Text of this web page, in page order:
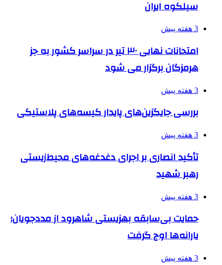
سیلکوه ایران
3 هفته پیش
امتحانات نهایی ۳۰ تیر در سراسر کشور به جز
هرمزگان برگزار می شود
3 هفته پیش
بررسی جایگزین‌های پایدار کیسه‌های پلاستیکی
3 هفته پیش
تأکید انصاری بر اجرای دغدغه‌های محیط‌زیستی
رهبر شهید
3 هفته پیش
حمایت بی‌سابقه بهزیستی شاهرود از مددجویان؛
یارانه‌ها اوج گرفت
3 هفته پیش